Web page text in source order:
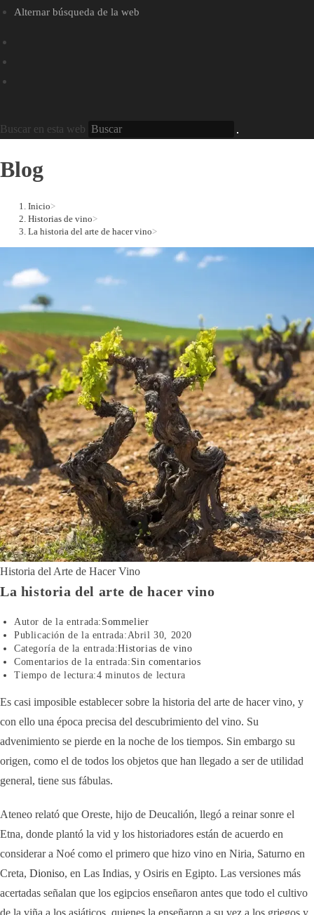
Alternar búsqueda de la web
Buscar en esta web
Blog
Inicio>
Historias de vino>
La historia del arte de hacer vino>
Historia del Arte de Hacer Vino
La historia del arte de hacer vino
Autor de la entrada: Sommelier
Publicación de la entrada: Abril 30, 2020
Categoría de la entrada:Historias de vino
Comentarios de la entrada: Sin comentarios
Tiempo de lectura:4 minutos de lectura
Es casi imposible establecer sobre la historia del arte de hacer vino, y
con ello una época precisa del descubrimiento del vino. Su
advenimiento se pierde en la noche de los tiempos. Sin embargo su
origen, como el de todos los objetos que han llegado a ser de utilidad
general, tiene sus fábulas.
Ateneo relató que Oreste, hijo de Deucalión, llegó a reinar sonre el
Etna, donde plantó la vid y los historiadores están de acuerdo en
considerar a Noé como el primero que hizo vino en Niria, Saturno en
Creta, Dioniso, en Las Indias, y Osiris en Egipto. Las versiones más
acertadas señalan que los egipcios enseñaron antes que todo el cultivo
de la viña a los asiáticos, quienes la enseñaron a su vez a los griegos y